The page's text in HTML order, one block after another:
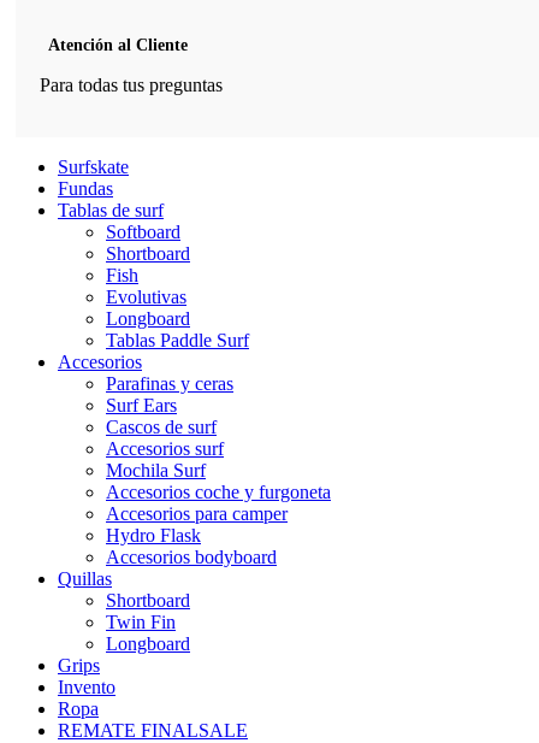
Atención al Cliente
Para todas tus preguntas
Surfskate
Fundas
Tablas de surf
Softboard
Shortboard
Fish
Evolutivas
Longboard
Tablas Paddle Surf
Accesorios
Parafinas y ceras
Surf Ears
Cascos de surf
Accesorios surf
Mochila Surf
Accesorios coche y furgoneta
Accesorios para camper
Hydro Flask
Accesorios bodyboard
Quillas
Shortboard
Twin Fin
Longboard
Grips
Invento
Ropa
REMATE FINALSALE